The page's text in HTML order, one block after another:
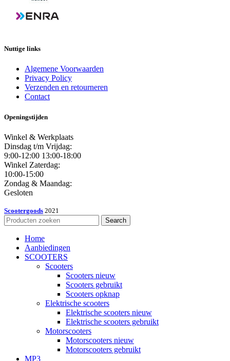
Nuttige links
Algemene Voorwaarden
Privacy Policy
Verzenden en retourneren
Contact
Openingstijden
Winkel & Werkplaats
Dinsdag t/m Vrijdag:
9:00-12:00 13:00-18:00
Winkel Zaterdag:
10:00-15:00
Zondag & Maandag:
Gesloten
Scootergoods 2021
Search
Home
Aanbiedingen
SCOOTERS
Scooters
Scooters nieuw
Scooters gebruikt
Scooters opknap
Elektrische scooters
Elektrische scooters nieuw
Elektrische scooters gebruikt
Motorscooters
Motorscooters nieuw
Motorscooters gebruikt
MP3